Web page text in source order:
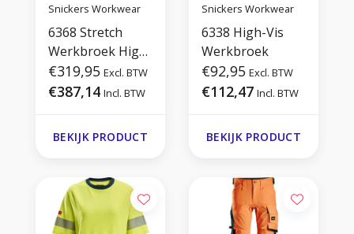
Snickers Workwear
6368 Stretch
Werkbroek High-
Vis Klasse 2
€319,95 Excl. BTW
€387,14 Incl. BTW
BEKIJK PRODUCT
Snickers Workwear
6338 High-Vis
Werkbroek
€92,95 Excl. BTW
€112,47 Incl. BTW
BEKIJK PRODUCT